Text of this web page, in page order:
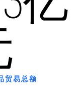
贸易总额